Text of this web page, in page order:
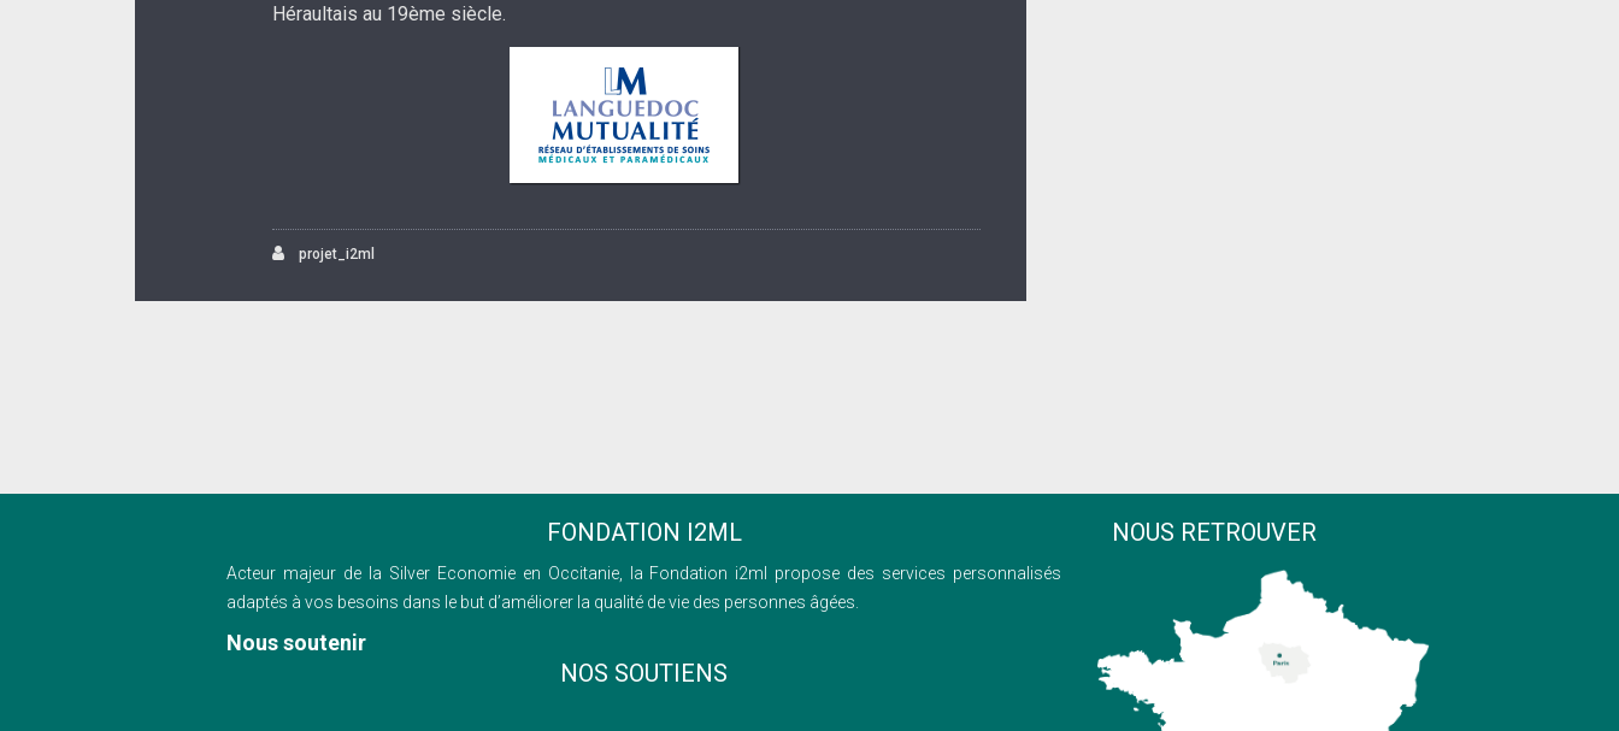
Héraultais au 19ème siècle.
projet_i2ml
FONDATION I2ML
Acteur majeur de la Silver Economie en Occitanie, la Fondation i2ml propose des services personnalisés
adaptés à vos besoins dans le but d’améliorer la qualité de vie des personnes âgées.
Nous soutenir
NOS SOUTIENS
NOUS RETROUVER